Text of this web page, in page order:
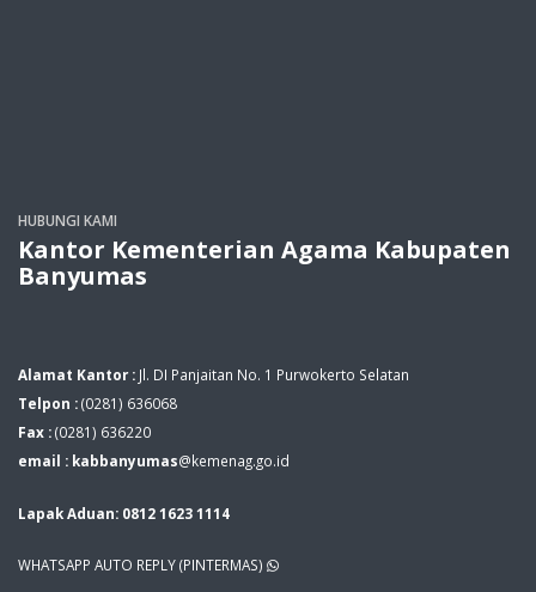
HUBUNGI KAMI
Kantor Kementerian Agama Kabupaten
Banyumas
Alamat Kantor : Jl. DI Panjaitan No. 1 Purwokerto Selatan
Telpon :(0281) 636068
Fax :(0281) 636220
email : kabbanyumas@kemenag.go.id
Lapak Aduan: 0812 1623 1114
WHATSAPP AUTO REPLY (PINTERMAS)